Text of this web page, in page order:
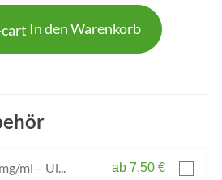
In den Warenkorb
ml – Ul... ab 7,50 €